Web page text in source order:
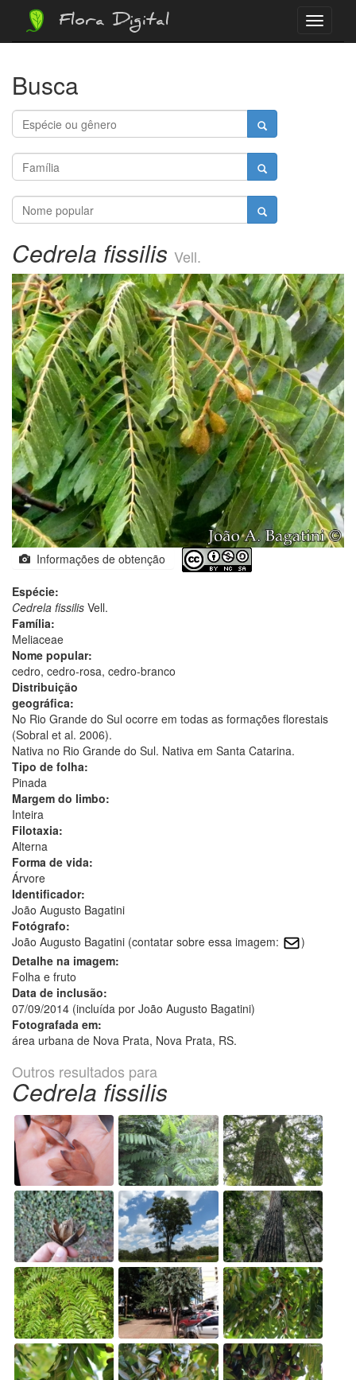
Menu
Flora Digital
Busca
Cedrela fissilis Vell.
Informações de obtenção
Espécie:
Cedrela fissilis Vell.
Família:
Meliaceae
Nome popular:
cedro, cedro-rosa, cedro-branco
Distribuição
geográfica:
No Rio Grande do Sul ocorre em todas as formações florestais
(Sobral et al. 2006).
Nativa no Rio Grande do Sul. Nativa em Santa Catarina.
Tipo de folha:
Pinada
Margem do limbo:
Inteira
Filotaxia:
Alterna
Forma de vida:
Árvore
Identificador:
João Augusto Bagatini
Fotógrafo:
João Augusto Bagatini (contatar sobre essa imagem:
)
Detalhe na imagem:
Folha e fruto
Data de inclusão:
07/09/2014 (incluída por João Augusto Bagatini)
Fotografada em:
área urbana de Nova Prata, Nova Prata, RS.
Outros resultados para
Cedrela fissilis